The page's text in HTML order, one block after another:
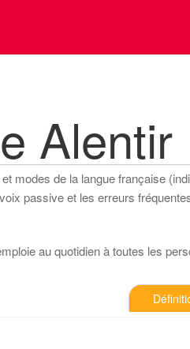
Alentir
modes de la langue française
passive et les erreurs
au quotidien à toutes les